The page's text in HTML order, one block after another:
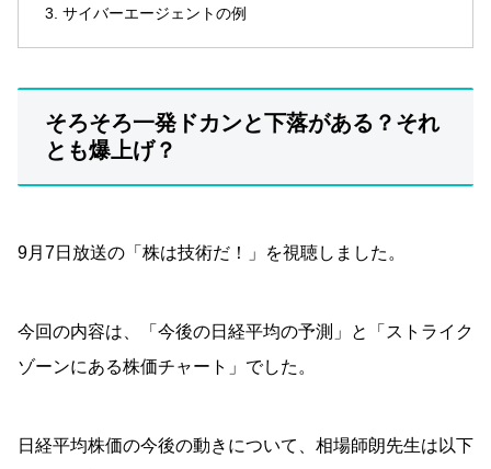
サイバーエージェントの例
そろそろ一発ドカンと下落がある？それ
とも爆上げ？
9月7日放送の「株は技術だ！」を視聴しました。
今回の内容は、「今後の日経平均の予測」と「ストライク
ゾーンにある株価チャート」でした。
日経平均株価の今後の動きについて、相場師朗先生は以下